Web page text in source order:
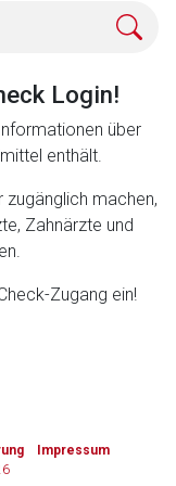
Login!
über
enthält.
zugänglich machen,
Zahnärzte und
Zugang ein!
Impressum